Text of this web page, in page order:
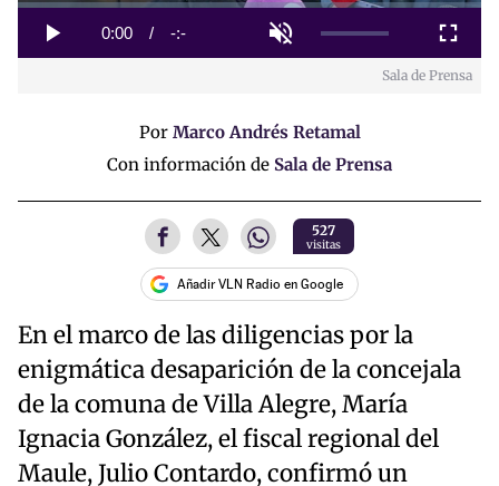
Play Unmute
Current
0:00 / Duration
-:-
Loaded:
Fullscreen
Sala de Prensa
Por Marco Andrés Retamal
Con información de Sala de Prensa
527
visitas
Añadir VLN Radio en Google
En el marco de las diligencias por la
enigmática desaparición de la concejala
de la comuna de Villa Alegre, María
Ignacia González, el fiscal regional del
Maule, Julio Contardo, confirmó un